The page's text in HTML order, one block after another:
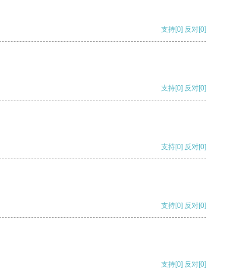
支持[0] 反对[0]
支持[0] 反对[0]
支持[0] 反对[0]
支持[0] 反对[0]
支持[0] 反对[0]